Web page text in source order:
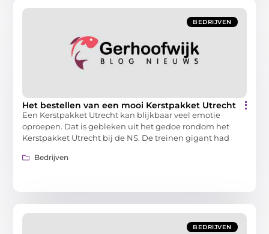
BEDRIJVEN
Het bestellen van een mooi Kerstpakket Utrecht
Een Kerstpakket Utrecht kan blijkbaar veel emotie
oproepen. Dat is gebleken uit het gedoe rondom het
Kerstpakket Utrecht bij de NS. De treinen gigant had
Bedrijven
BEDRIJVEN